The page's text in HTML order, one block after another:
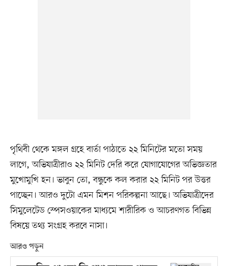
পৃথিবী থেকে মঙ্গল গ্রহে বার্তা পাঠাতে ২২ মিনিটের মতো সময়
লাগে, অভিযাত্রীরাও ২২ মিনিট দেরি করে যোগাযোগের অভিজ্ঞতার
মুখোমুখি হন। ভাবুন তো, বন্ধুকে কল করার ২২ মিনিট পর উত্তর
পাচ্ছেন। আরও দুটো এমন মিশন পরিকল্পনা আছে। অভিযাত্রীদের
সিমুলেটেড স্পেসওয়াকের মাধ্যমে শারীরিক ও আচরণগত বিভিন্ন
বিষয়ে তথ্য সংগ্রহ করবে নাসা।
আরও পড়ুন